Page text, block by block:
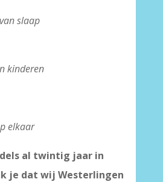
slaap
kinderen
elkaar
al twintig jaar in
je dat wij Westerlingen